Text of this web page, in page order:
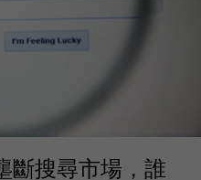
斷搜尋市場，誰